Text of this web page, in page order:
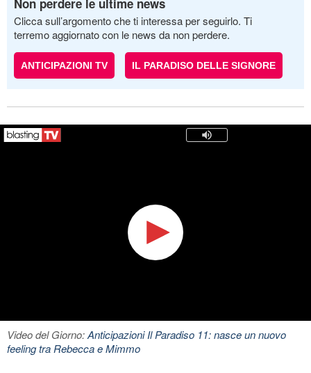
Clicca sull’argomento che ti interessa per seguirlo. Ti
terremo aggiornato con le news da non perdere.
ANTICIPAZIONI TV IL PARADISO DELLE SIGNORE
Video del Giorno:Anticipazioni Il Paradiso 11: nasce un nuovo
feeling tra Rebecca e Mimmo